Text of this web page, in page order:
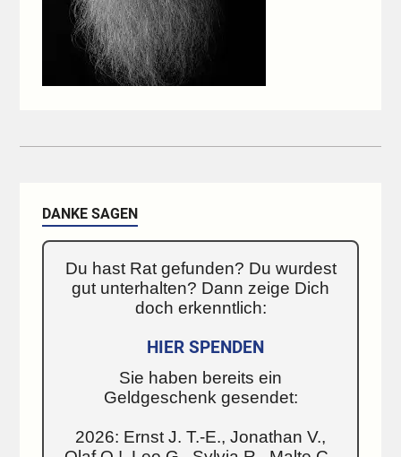
DANKE SAGEN
Du hast Rat gefunden? Du wurdest
gut unterhalten? Dann zeige Dich
doch erkenntlich:
HIER SPENDEN
Sie haben bereits ein
Geldgeschenk gesendet:
2026: Ernst J. T.-E., Jonathan V.,